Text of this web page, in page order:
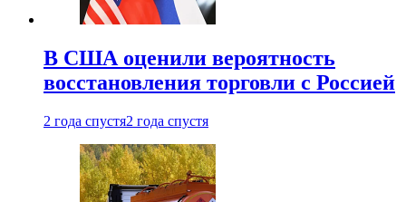
В США оценили вероятность
восстановления торговли с Россией
2 года спустя2 года спустя